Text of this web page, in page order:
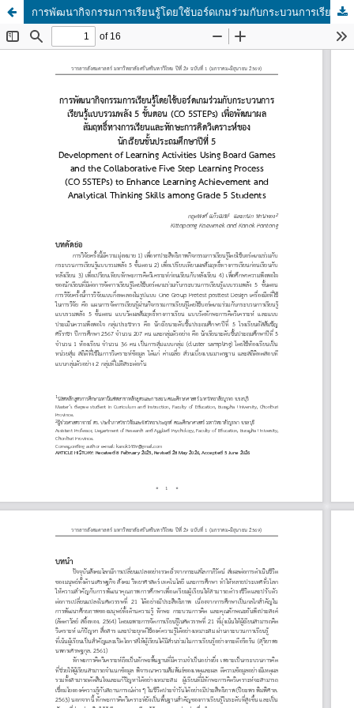
การพัฒนากิจกรรมการเรียนรู้โดยใช้บอร์ดเกมร่วมกับกระบวนการเรียนรู้แบบรวมพลัง 5 ขั้นตอน (CO-5STEPs) เพื่อพัฒนาผลสัมฤทธิ์ทางการเรียนและทักษะการคิดวิเคราะห์ของนักเรียนชั้นประถมศึกษาปีที่ 5